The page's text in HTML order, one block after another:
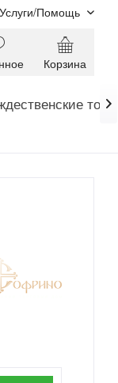
Услуги/Помощь
Корзина
